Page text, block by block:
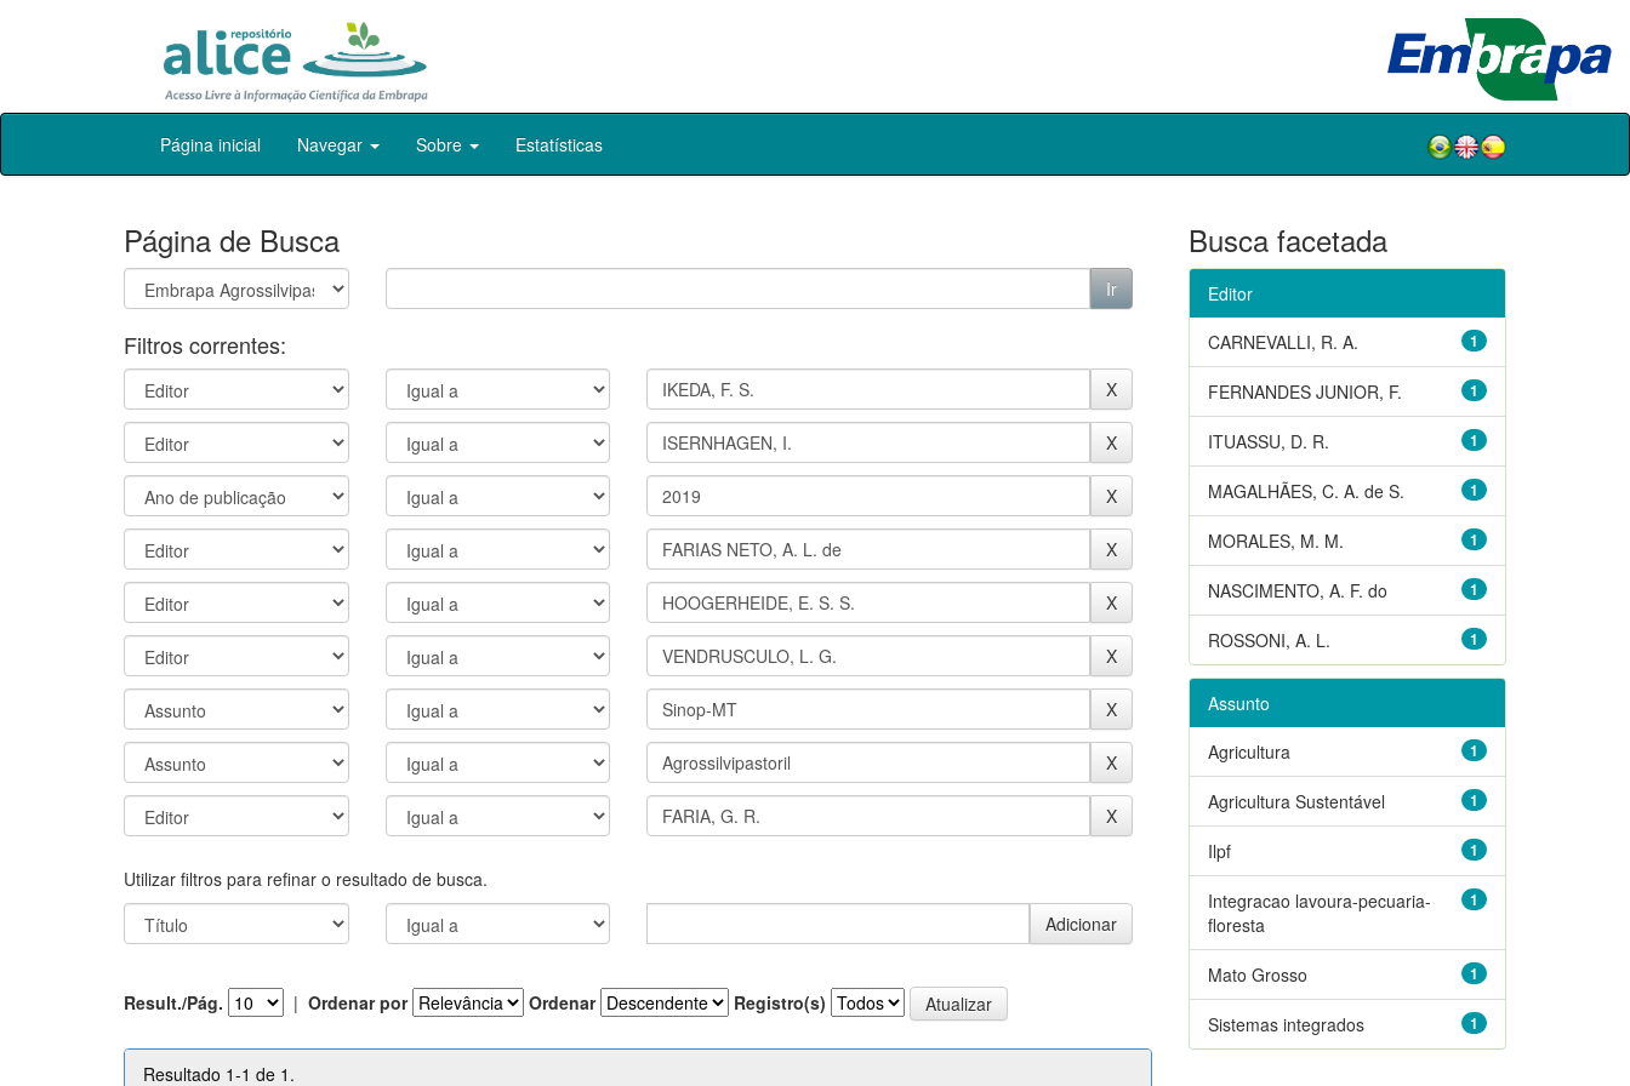
Skip
Página inicial Navegar Sobre Estatísticas
Página de Busca
Filtros correntes:
Utilizar filtros para refinar o resultado de busca.
Result./Pág. | Ordenar por Ordenar Registro(s)
Resultado 1-1 de 1.
Busca facetada
Editor
1
CARNEVALLI, R. A.
1
FERNANDES JUNIOR, F.
1
ITUASSU, D. R.
1
MAGALHÃES, C. A. de S.
1
MORALES, M. M.
1
NASCIMENTO, A. F. do
1
ROSSONI, A. L.
Assunto
1
Agricultura
1
Agricultura Sustentável
1
Ilpf
1
Integracao lavoura-pecuaria-
floresta
1
Mato Grosso
1
Sistemas integrados